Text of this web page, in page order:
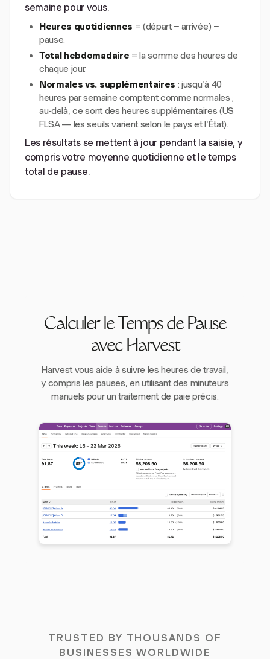
semaine pour vous.
Heures quotidiennes = (départ − arrivée) −
pause.
Total hebdomadaire = la somme des heures de
chaque jour.
Normales vs. supplémentaires : jusqu'à 40
heures par semaine comptent comme normales ;
au-delà, ce sont des heures supplémentaires (US
FLSA — les seuils varient selon le pays et l'État).
Les résultats se mettent à jour pendant la saisie, y
compris votre moyenne quotidienne et le temps
total de pause.
Calculer le Temps de Pause
avec Harvest
Harvest vous aide à suivre les heures de travail,
y compris les pauses, en utilisant des minuteurs
manuels pour un traitement de paie précis.
TRUSTED BY THOUSANDS OF
BUSINESSES WORLDWIDE